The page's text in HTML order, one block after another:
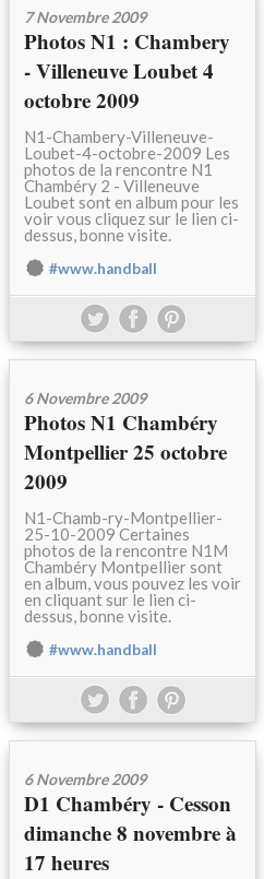
7 Novembre 2009
Photos N1 : Chambery
- Villeneuve Loubet 4
octobre 2009
N1-Chambery-Villeneuve-
Loubet-4-octobre-2009 Les
photos de la rencontre N1
Chambéry 2 - Villeneuve
Loubet sont en album pour les
voir vous cliquez sur le lien ci-
dessus, bonne visite.
#www.handball
6 Novembre 2009
Photos N1 Chambéry
Montpellier 25 octobre
2009
N1-Chamb-ry-Montpellier-
25-10-2009 Certaines
photos de la rencontre N1M
Chambéry Montpellier sont
en album, vous pouvez les voir
en cliquant sur le lien ci-
dessus, bonne visite.
#www.handball
6 Novembre 2009
D1 Chambéry - Cesson
dimanche 8 novembre à
17 heures